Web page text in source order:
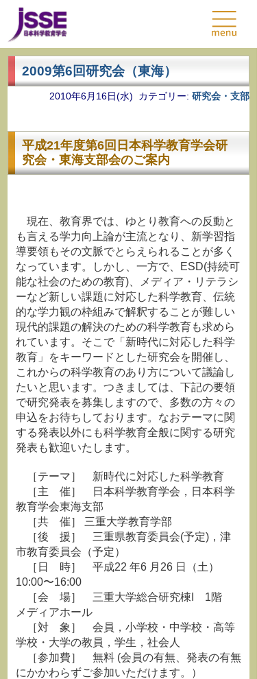
2009第6回研究会（東海）
2010年6月16日(水) カテゴリー: 研究会・支部
平成21年度第6回日本科学教育学会研
究会・東海支部会のご案内
現在、教育界では、ゆとり教育への反動と
も言える学力向上論が主流となり、新学習指
導要領もその文脈でとらえられることが多く
なっています。しかし、一方で、ESD(持続可
能な社会のための教育)、メディア・リテラシ
ーなど新しい課題に対応した科学教育、伝統
的な学力観の枠組みで解釈することが難しい
現代的課題の解決のための科学教育も求めら
れています。そこで「新時代に対応した科学
教育」をキーワードとした研究会を開催し、
これからの科学教育のあり方について議論し
たいと思います。つきましては、下記の要領
で研究発表を募集しますので、多数の方々の
申込をお待ちしております。なおテーマに関
する発表以外にも科学教育全般に関する研究
発表も歓迎いたします。
［テーマ］ 新時代に対応した科学教育
［主 催］ 日本科学教育学会，日本科学
教育学会東海支部
［共 催］ 三重大学教育学部
［後 援］ 三重県教育委員会(予定)，津
市教育委員会（予定）
［日 時］ 平成22 年6 月26 日（土）
10:00〜16:00
［会 場］ 三重大学総合研究棟I 1階
メディアホール
［対 象］ 会員，小学校・中学校・高等
学校・大学の教員，学生，社会人
［参加費］ 無料 (会員の有無、発表の有無
にかかわらずご参加いただけます。）